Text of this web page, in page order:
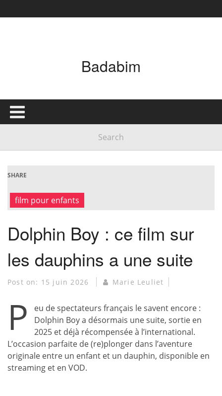
Badabim
SHARE
film pour enfants
Dolphin Boy : ce film sur
les dauphins a une suite
Post on: 15 juin 2026 Marie Leuliet
P
eu de spectateurs français le savent encore :
Dolphin Boy a désormais une suite, sortie en
2025 et déjà récompensée à l’international.
L’occasion parfaite de (re)plonger dans l’aventure
originale entre un enfant et un dauphin, disponible en
streaming et en VOD.